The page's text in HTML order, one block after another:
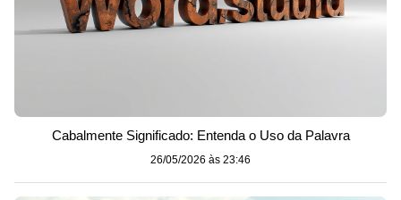
Cabalmente Significado: Entenda o Uso da Palavra
26/05/2026 às 23:46